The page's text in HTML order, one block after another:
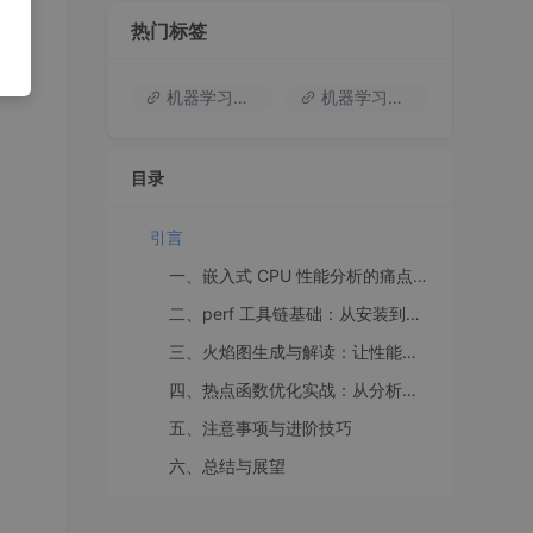
热门标签
机器学习入门 机器学习基础知识
目录
引言
一、嵌入式 CPU 性能分析的痛点与解决方案
二、perf 工具链基础：从安装到核心命令
三、火焰图生成与解读：让性能热点可视化
四、热点函数优化实战：从分析到落地
五、注意事项与进阶技巧
六、总结与展望